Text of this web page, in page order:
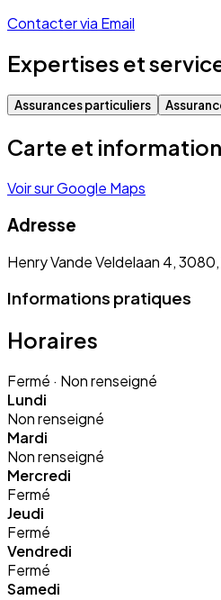
Contacter via Email
Expertises et
Assurances particuliers
Carte et
Voir sur Google Maps
Adresse
Henry Vande Veldelaan 4,
Informations pratiques
Horaires
Fermé · Non renseigné
Lundi
Non renseigné
Mardi
Non renseigné
Mercredi
Fermé
Jeudi
Fermé
Vendredi
Fermé
Samedi